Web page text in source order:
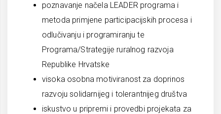
poznavanje načela LEADER programa i
metoda primjene participacijskih procesa i
odlučivanju i programiranju te
Programa/Strategije ruralnog razvoja
Republike Hrvatske
visoka osobna motiviranost za doprinos
razvoju solidarnijeg i tolerantnijeg društva
iskustvo u pripremi i provedbi projekata za